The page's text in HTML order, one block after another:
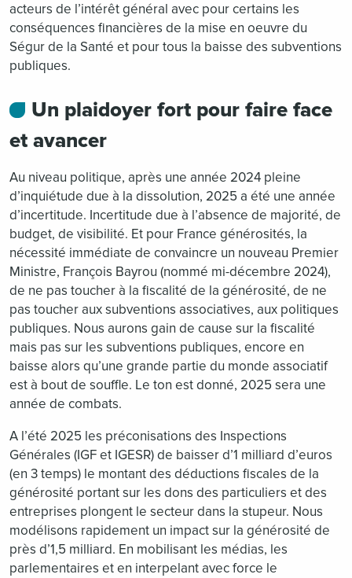
acteurs de l’intérêt général avec pour certains les
conséquences financières de la mise en oeuvre du
Ségur de la Santé et pour tous la baisse des subventions
publiques.
Un plaidoyer fort pour faire face
et avancer
Au niveau politique, après une année 2024 pleine
d’inquiétude due à la dissolution, 2025 a été une année
d’incertitude. Incertitude due à l’absence de majorité, de
budget, de visibilité. Et pour France générosités, la
nécessité immédiate de convaincre un nouveau Premier
Ministre, François Bayrou (nommé mi-décembre 2024),
de ne pas toucher à la fiscalité de la générosité, de ne
pas toucher aux subventions associatives, aux politiques
publiques. Nous aurons gain de cause sur la fiscalité
mais pas sur les subventions publiques, encore en
baisse alors qu’une grande partie du monde associatif
est à bout de souffle. Le ton est donné, 2025 sera une
année de combats.
A l’été 2025 les préconisations des Inspections
Générales (IGF et IGESR) de baisser d’1 milliard d’euros
(en 3 temps) le montant des déductions fiscales de la
générosité portant sur les dons des particuliers et des
entreprises plongent le secteur dans la stupeur. Nous
modélisons rapidement un impact sur la générosité de
près d’1,5 milliard. En mobilisant les médias, les
parlementaires et en interpelant avec force le